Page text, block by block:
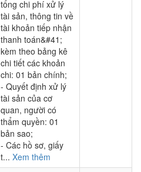
tổng chi phí xử lý
tài sản, thông tin về
tài khoản tiếp nhận
thanh toán&#41;
kèm theo bảng kê
chi tiết các khoản
chi: 01 bản chính;
- Quyết định xử lý
tài sản của cơ
quan, người có
thẩm quyền: 01
bản sao;
- Các hồ sơ, giấy
t... Xem thêm